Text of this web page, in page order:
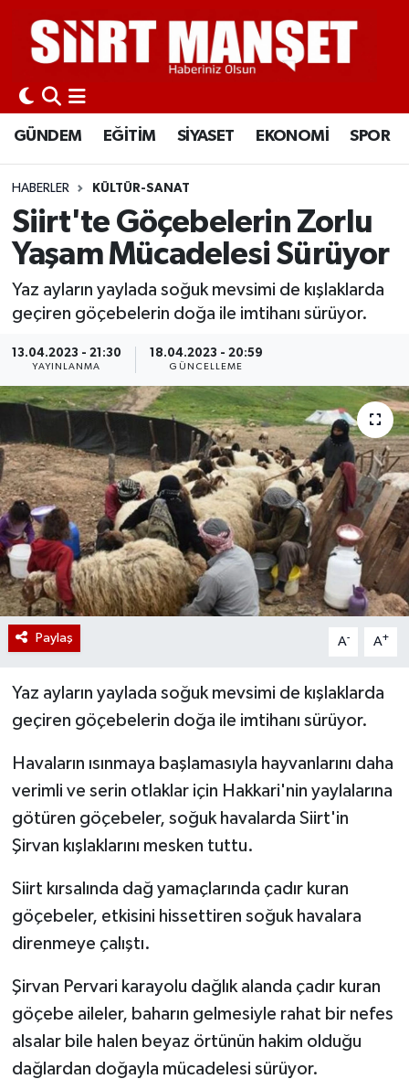
GÜNDEM EĞİTİM SİYASET EKONOMİ SPOR
HABERLER KÜLTÜR-SANAT
Siirt'te Göçebelerin Zorlu
Yaşam Mücadelesi Sürüyor
Yaz ayların yaylada soğuk mevsimi de kışlaklarda
geçiren göçebelerin doğa ile imtihanı sürüyor.
13.04.2023 - 21:30
YAYINLANMA
18.04.2023 - 20:59
GÜNCELLEME
Paylaş A- A+
Yaz ayların yaylada soğuk mevsimi de kışlaklarda
geçiren göçebelerin doğa ile imtihanı sürüyor.
Havaların ısınmaya başlamasıyla hayvanlarını daha
verimli ve serin otlaklar için Hakkari'nin yaylalarına
götüren göçebeler, soğuk havalarda Siirt'in
Şirvan kışlaklarını mesken tuttu.
Siirt kırsalında dağ yamaçlarında çadır kuran
göçebeler, etkisini hissettiren soğuk havalara
direnmeye çalıştı.
Şirvan Pervari karayolu dağlık alanda çadır kuran
göçebe aileler, baharın gelmesiyle rahat bir nefes
alsalar bile halen beyaz örtünün hakim olduğu
dağlardan doğayla mücadelesi sürüyor.
GÜNDEM
EĞİTİM
SİYASET
EKONOMİ
SPOR
İLÇELER
KÜLTÜR-SANAT
SAĞLIK-YAŞAM
Siirt Nöbetçi Eczaneler
Siirt Hava Durumu
Siirt Namaz Vakitleri
Siirt Trafik Yoğunluk Haritası
Süper Lig Puan Durumu ve Fikstür
Tüm Manşetler
Son Dakika Haberleri
Haber Arşivi